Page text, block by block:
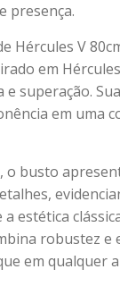
presença.
Hércules V
em
superação.
em uma
o busto
estética
robustez e
em qualquer